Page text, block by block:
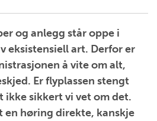
og anlegg står oppe i
eksistensiell art. Derfor er
å vite om alt,
Er flyplassen stengt
ikke sikkert vi vet om det.
høring direkte, kanskje